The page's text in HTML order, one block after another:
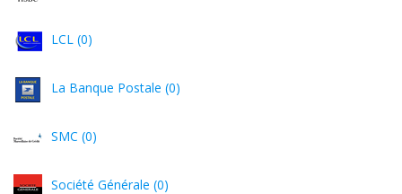
LCL (0)
La Banque Postale (0)
SMC (0)
Société Générale (0)